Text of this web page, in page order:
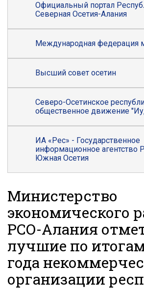
Официальный портал
Северная Осетия-Алания
Международная федерация
Высший совет осетин
Северо-Осетинское
общественное движение
ИА «Рес» - Государственное
информационное агентство
Южная Осетия
Министерство
экономического
РСО-Алания
лучшие по
года
организации